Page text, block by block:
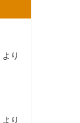
より
より